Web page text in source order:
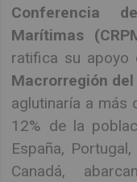
Conferencia
Marítimas
ratifica su apoyo
Macrorregión
aglutinaría a más
12% de la
España,
Canadá,